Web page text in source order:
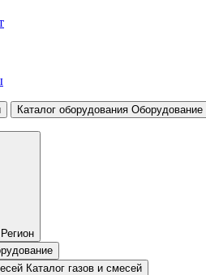
Каталог оборудования Оборудование
Регион
Каталог газов и смесей